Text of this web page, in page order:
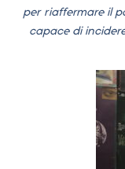
per riaffermare il
capace di